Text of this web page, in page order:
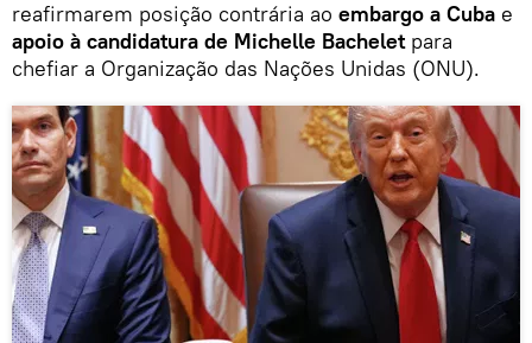
reafirmarem posição contrária ao embargo a Cuba e
apoio à candidatura de Michelle Bacheletpara
chefiar a Organização das Nações Unidas (ONU).